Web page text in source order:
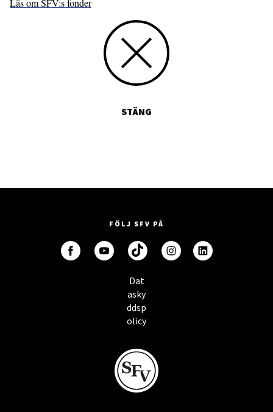
Läs om SFV:s fonder
STÄNG
FÖLJ SFV PÅ
Dat
asky
ddsp
olicy